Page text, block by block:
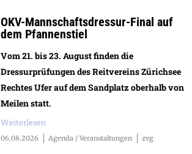
OKV-Mannschaftsdressur-Final auf
dem Pfannenstiel
Vom 21. bis 23. August finden die
Dressurprüfungen des Reitvereins Zürichsee
Rechtes Ufer auf dem Sandplatz oberhalb von
Meilen statt.
Weiterlesen
06.08.2026 Agenda / Veranstaltungen zvg